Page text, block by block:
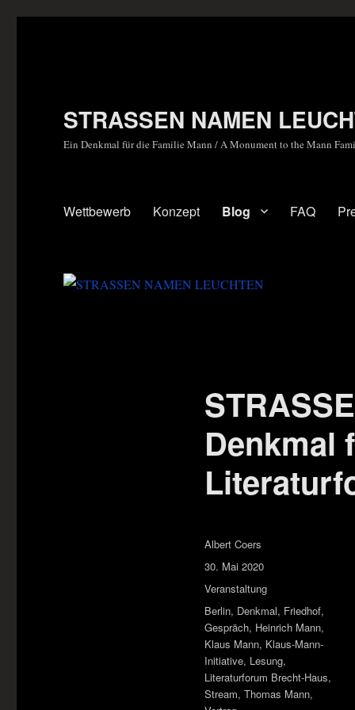
STRASSEN NAMEN
Ein Denkmal für die Familie Mann / A Monument to the Mann
Wettbewerb Konzept Blog FAQ
Denkmal
Autor
Albert Coers
Veröffentlicht
am
30. Mai 2020
Kategorien
Veranstaltung
Schlagwörter
Berlin, Denkmal, Friedhof,
Gespräch, Heinrich Mann,
Klaus Mann, Klaus-Mann-
Initiative, Lesung,
Literaturforum Brecht-Haus,
Stream, Thomas Mann,